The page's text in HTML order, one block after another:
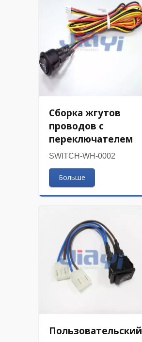
Сборка жгутов
проводов с
переключателем
SWITCH-WH-0002
Больше
Пользовательский